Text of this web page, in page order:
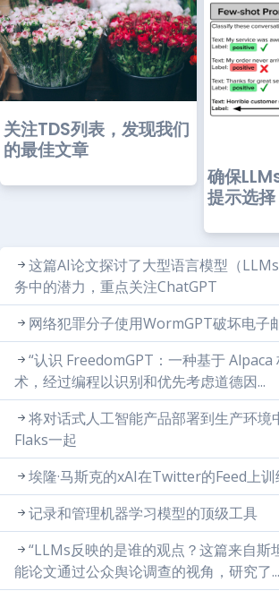
关注TDS列表，发现我们
的最佳文章
确保
提示选择
这篇AI论文探讨了大型语言模型（
务中的潜力，重点关注ChatGPT
网络犯罪分子使用WormGPT破坏电子
“认识 FreedomGPT：一种基于 Alpaca
术，经过编程以识别和优先考虑道德因...
将对话式人工智能产品部署到生产环境
Flaks一起
埃隆·马斯克的xAI在Twitter的Feed上训
记录和管理机器学习模型的顶级工具
“LLMs反映的是谁的观点？这篇来自斯
能论文通过公众舆论调查的视角，研究了...